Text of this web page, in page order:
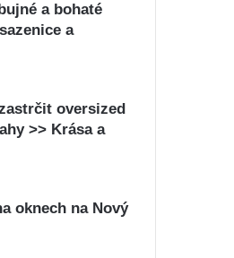
a bohaté
a
oversized
>> Krása a
oknech na Nový